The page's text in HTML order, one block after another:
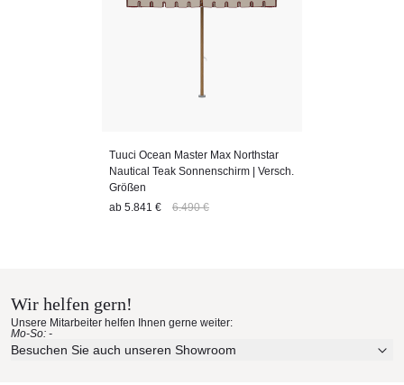
Tuuci Ocean Master Max Northstar
Nautical Teak Sonnenschirm | Versch.
Größen
ab 5.841 € 6.490 €
Wir helfen gern!
Unsere Mitarbeiter helfen Ihnen gerne weiter:
Mo-So: -
Besuchen Sie auch unseren Showroom